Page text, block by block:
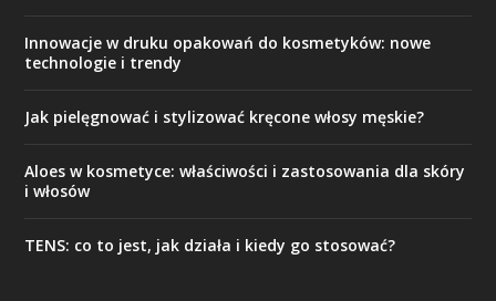
Innowacje w druku opakowań do kosmetyków: nowe
technologie i trendy
Jak pielęgnować i stylizować kręcone włosy męskie?
Aloes w kosmetyce: właściwości i zastosowania dla skóry
i włosów
TENS: co to jest, jak działa i kiedy go stosować?